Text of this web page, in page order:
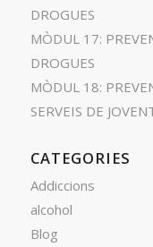
DROGUES
MÒDUL 17:
DROGUES
MÒDUL 18:
SERVEIS DE
CATEGORIES
Addiccions
alcohol
Blog